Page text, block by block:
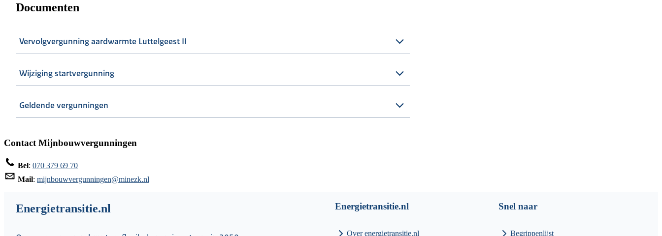
Documenten
Vervolgvergunning aardwarmte Luttelgeest II
Wijziging startvergunning
Geldende vergunningen
Contact Mijnbouwvergunningen
Bel: 070 379 69 70
Mail: mijnbouwvergunningen@minezk.nl
Energietransitie.nl Energietransitie.nl
Over energietransitie.nl
Snel naar
Begrippenlijst